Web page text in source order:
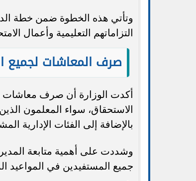
وتأتي هذه الخطوة ضمن خطة
التزاماتهم التعليمية وأعمال
صرف المعاشات لجميع
الاستحقاق، سواء المعلمون
بالإضافة إلى الفئات الإدارية
وشددت على أهمية متابعة
جميع المستفيدين في المواعيد